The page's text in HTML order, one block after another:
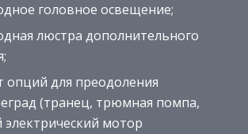
головное освещение;
люстра дополнительного
опций для преодоления
(транец, трюмная помпа,
электрический мотор